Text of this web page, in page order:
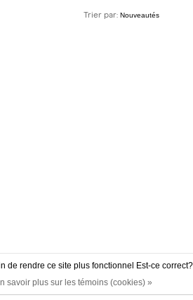
Trier par:
À PROPOS
de rendre ce site plus fonctionnel Est-ce correct?
savoir plus sur les témoins (cookies) »